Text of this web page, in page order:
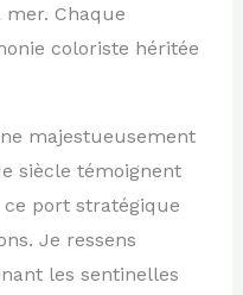
Chaque
coloriste héritée
majestueusement
siècle témoignent
ce port stratégique
Je ressens
les sentinelles